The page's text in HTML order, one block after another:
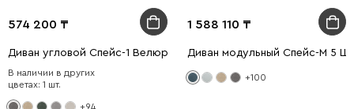
574 200
Диван угловой Спейс-1 Велюр Серый
В наличии в других
цветах: 1 шт.
+94
1 588 110
Диван модульный Спейс-М 5
+100